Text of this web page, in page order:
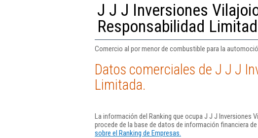
J J J Inversiones
Responsabilidad
Comercio al por menor de combustible para la
Datos comerciales de J J J
Limitada.
La información del Ranking que ocupa J J J Inversiones
procede de la base de datos de información financiera de
sobre el Ranking de Empresas.